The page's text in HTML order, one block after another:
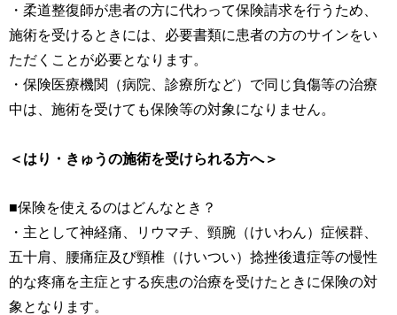
・柔道整復師が患者の方に代わって保険請求を行うため、
施術を受けるときには、必要書類に患者の方のサインをい
ただくことが必要となります。
・保険医療機関（病院、診療所など）で同じ負傷等の治療
中は、施術を受けても保険等の対象になりません。
＜はり・きゅうの施術を受けられる方へ＞
■保険を使えるのはどんなとき？
・主として神経痛、リウマチ、頸腕（けいわん）症候群、
五十肩、腰痛症及び頸椎（けいつい）捻挫後遺症等の慢性
的な疼痛を主症とする疾患の治療を受けたときに保険の対
象となります。